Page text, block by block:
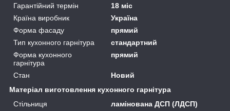
Гарантійний термін
18 міс
Країна виробник
Україна
Форма фасаду
прямий
Тип кухонного гарнітура
стандартний
Форма кухонного
гарнітура
прямий
Стан
Новий
Матеріал виготовлення кухонного гарнітура
Стільниця
ламінована ДСП (ЛДСП)